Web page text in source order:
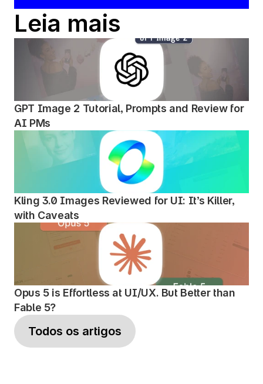
Leia mais
GPT Image 2 Tutorial, Prompts and Review for
AI PMs
Kling 3.0 Images Reviewed for UI: It’s Killer,
with Caveats
Opus 5 is Effortless at UI/UX. But Better than
Fable 5?
Todos os artigos